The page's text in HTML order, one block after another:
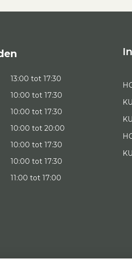
13:00 tot 17:30
10:00 tot 17:30
10:00 tot 17:30
10:00 tot 20:00
10:00 tot 17:30
10:00 tot 17:30
11:00 tot 17:00